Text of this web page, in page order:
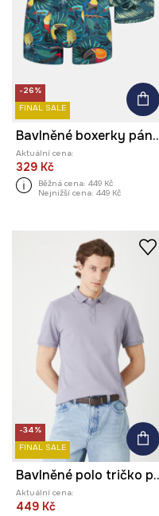
-26%
FINAL SALE
Bavlněné boxerky pánské
Aktuální cena:
329 Kč
Běžná cena: 449 Kč
Nejnižší cena: 449 Kč
-34%
FINAL SALE
Bavlněné polo tričko pánské
Aktuální cena:
449 Kč